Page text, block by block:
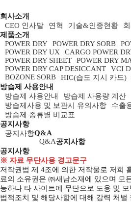
회사소개
CEO 인사말
연혁 기술&인증현황
제품소개
POWER DRY
POWER DRY SORB
POWER DRY UX
CARGO POWER
POWER DRY SHEET
POWER DRY
POWER DRY CAP DESICCANT
VCI
BOZONE SORB
HIC(습도 지시 카드)
방습제 사용안내
방습제 사용안내
방습제 사용량 계산
방습제사용 및 보관시 유의사항
수출
방습제 종류별 비교표
공지사항
공지사항Q&A
Q&A공지사항
공지사항
※ 자료 무단사용 경고문구
저작권법 제 4조에 의한 저작물로 저희
료의 소유권은 ㈜새남소재에 있으며 모
능하나 타 사이트에 무단으로 도용 및
법적조치 및 해당사항에 대해 강력 처벌